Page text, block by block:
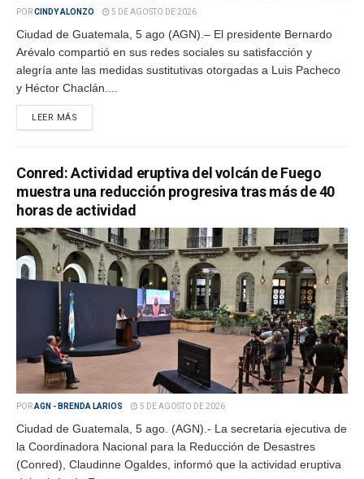
PORCINDY ALONZO 5 DE AGOSTO DE 2026
Ciudad de Guatemala, 5 ago (AGN).– El presidente Bernardo
Arévalo compartió en sus redes sociales su satisfacción y
alegría ante las medidas sustitutivas otorgadas a Luis Pacheco
y Héctor Chaclán....
LEER MÁS
Conred: Actividad eruptiva del volcán de Fuego
muestra una reducción progresiva tras más de 40
horas de actividad
PORAGN - BRENDA LARIOS 5 DE AGOSTO DE 2026
Ciudad de Guatemala, 5 ago. (AGN).- La secretaria ejecutiva de
la Coordinadora Nacional para la Reducción de Desastres
(Conred), Claudinne Ogaldes, informó que la actividad eruptiva